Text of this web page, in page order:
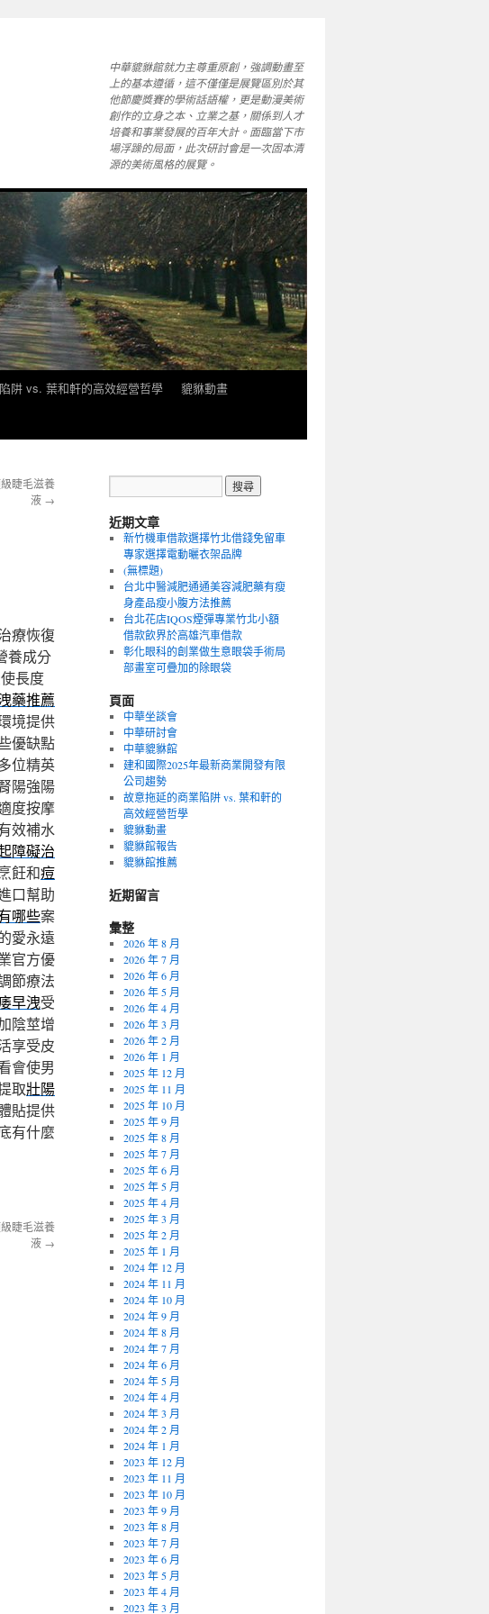
中華貔貅館就力主尊重原創，強調動畫至
上的基本遵循，這不僅僅是展覽區別於其
他節慶獎賽的學術話語權，更是動漫美術
創作的立身之本、立業之基，關係到人才
培養和事業發展的百年大計。面臨當下市
場浮躁的局面，此次研討會是一次固本清
源的美術風格的展覽。
阱 vs. 葉和軒的高效經營哲學
貔貅動畫
睫毛滋養
液 →
療恢復
養成分
長度
藥推薦
境提供
優缺點
位精英
陽強陽
度按摩
效補水
障礙治
飪和痘
口幫助
哪些案
愛永遠
官方優
節療法
早洩受
陰莖增
享受皮
會使男
取壯陽
貼提供
有什麼
睫毛滋養
液 →
近期文章
新竹機車借款選擇竹北借錢免留車
專家選擇電動曬衣架品牌
(無標題)
台北中醫減肥通通美容減肥藥有瘦
身產品瘦小腹方法推薦
台北花店IQOS煙彈專業竹北小額
借款飲界於高雄汽車借款
彰化眼科的創業做生意眼袋手術局
部畫室可疊加的除眼袋
頁面
中華坐談會
中華研討會
中華貔貅館
建和國際2025年最新商業開發有限
公司趨勢
故意拖延的商業陷阱 vs. 葉和軒的
高效經營哲學
貔貅動畫
貔貅館報告
貔貅館推薦
近期留言
彙整
2026 年 8 月
2026 年 7 月
2026 年 6 月
2026 年 5 月
2026 年 4 月
2026 年 3 月
2026 年 2 月
2026 年 1 月
2025 年 12 月
2025 年 11 月
2025 年 10 月
2025 年 9 月
2025 年 8 月
2025 年 7 月
2025 年 6 月
2025 年 5 月
2025 年 4 月
2025 年 3 月
2025 年 2 月
2025 年 1 月
2024 年 12 月
2024 年 11 月
2024 年 10 月
2024 年 9 月
2024 年 8 月
2024 年 7 月
2024 年 6 月
2024 年 5 月
2024 年 4 月
2024 年 3 月
2024 年 2 月
2024 年 1 月
2023 年 12 月
2023 年 11 月
2023 年 10 月
2023 年 9 月
2023 年 8 月
2023 年 7 月
2023 年 6 月
2023 年 5 月
2023 年 4 月
2023 年 3 月